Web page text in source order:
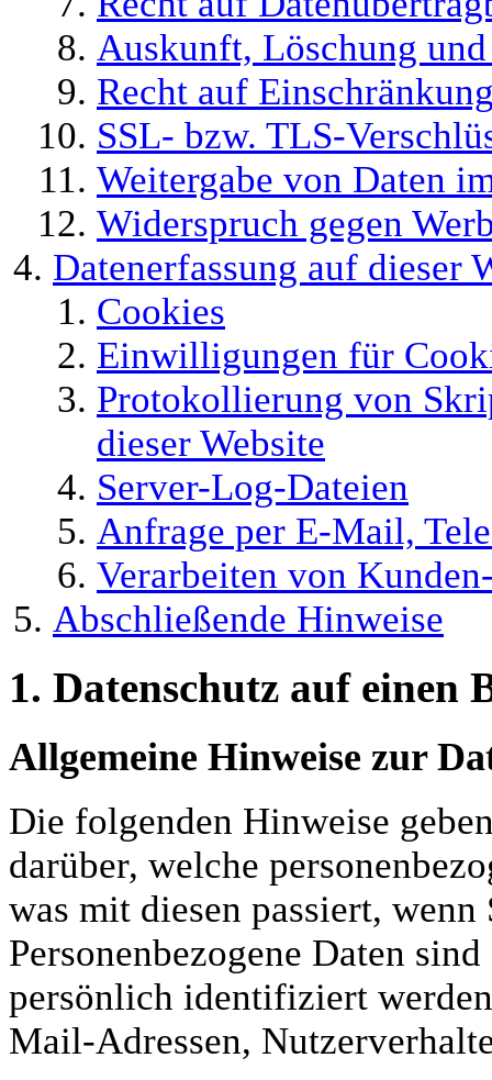
Auskunft, Löschung
Recht auf
SSL- bzw. TLS-
Weitergabe von Daten
Widerspruch gegen
Datenerfassung auf dieser
Cookies
Einwilligungen für
Protokollierung von
dieser Website
Server-Log-Dateien
Anfrage per E-Mail,
Verarbeiten von
Abschließende Hinweise
1. Datenschutz auf einen
Allgemeine Hinweise zur
Die folgenden Hinweise
darüber, welche
was mit diesen passiert, wenn
Personenbezogene Daten
persönlich identifiziert
Mail-Adressen,